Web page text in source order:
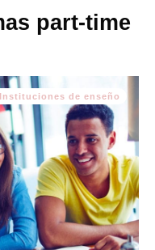
part-time
Instituciones de enseño